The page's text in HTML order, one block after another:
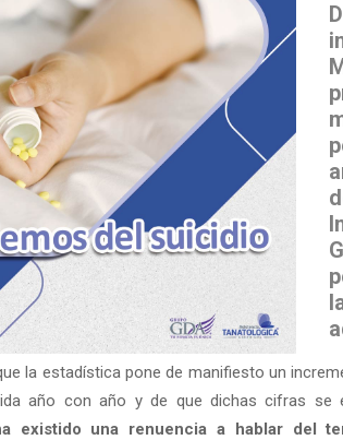
la estadística pone de manifiesto un
año con año y de que dichas cifras se
existido una renuencia a hablar del